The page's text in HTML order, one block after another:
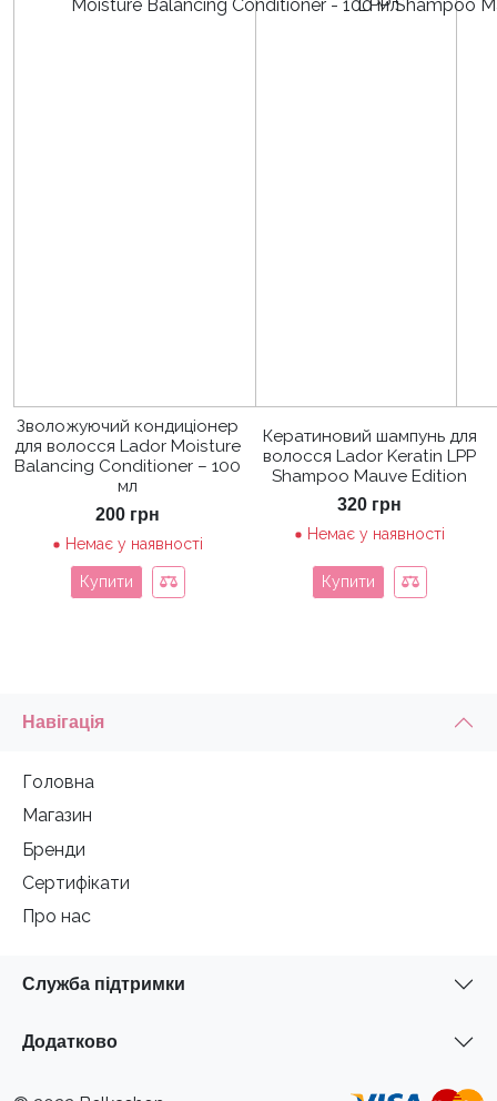
Зволожуючий кондиціонер
для волосся Lador Moisture
Balancing Conditioner – 100
мл
200 грн
Немає у наявності
Купити
Кератиновий шампунь для
волосся Lador Keratin LPP
Shampoo Mauve Edition
320 грн
Немає у наявності
Купити
Навігація
Головна
Магазин
Бренди
Сертифікати
Про нас
Служба підтримки
Додатково